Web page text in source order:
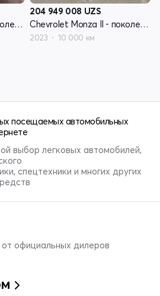
Chevrolet Monza II - поколение рестайлинг
204 949 008 UZS
Chevrolet Monza II - поколение рестайлинг
2023 10 000 км
посещаемых автомобильных
выбор легковых автомобилей,
спецтехники и многих других
официальных дилеров